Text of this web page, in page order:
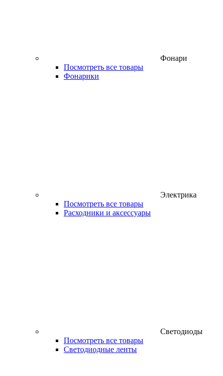
Фонари
Посмотреть все товары
Фонарики
Электрика
Посмотреть все товары
Расходники и аксессуары
Светодиоды
Посмотреть все товары
Светодиодные ленты